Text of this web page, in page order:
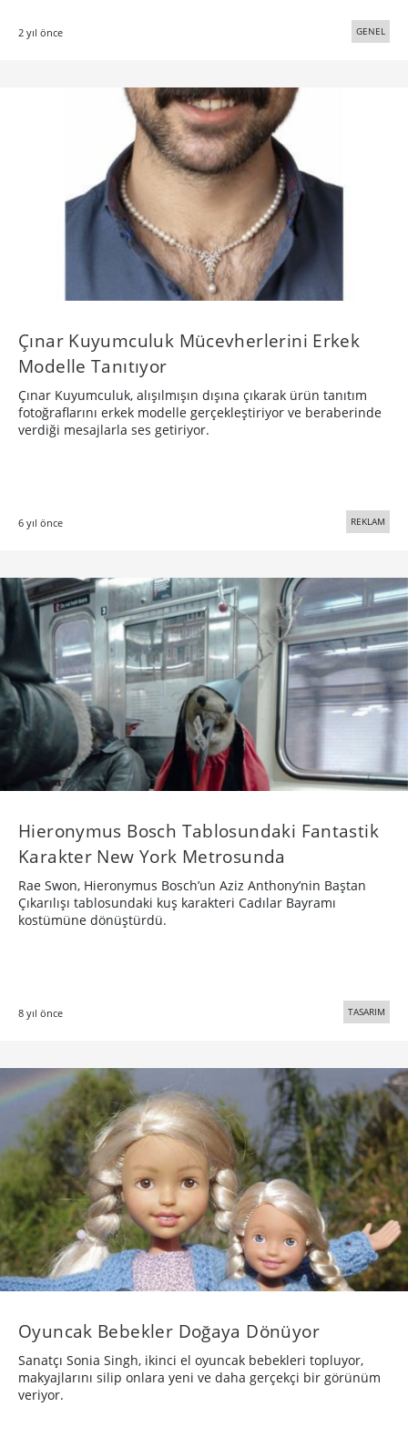
2 yıl önce GENEL
Çınar Kuyumculuk Mücevherlerini Erkek
Modelle Tanıtıyor
Çınar Kuyumculuk, alışılmışın dışına çıkarak ürün tanıtım
fotoğraflarını erkek modelle gerçekleştiriyor ve beraberinde
verdiği mesajlarla ses getiriyor.
6 yıl önce REKLAM
Hieronymus Bosch Tablosundaki Fantastik
Karakter New York Metrosunda
Rae Swon, Hieronymus Bosch’un Aziz Anthony’nin Baştan
Çıkarılışı tablosundaki kuş karakteri Cadılar Bayramı
kostümüne dönüştürdü.
8 yıl önce TASARIM
Oyuncak Bebekler Doğaya Dönüyor
Sanatçı Sonia Singh, ikinci el oyuncak bebekleri topluyor,
makyajlarını silip onlara yeni ve daha gerçekçi bir görünüm
veriyor.